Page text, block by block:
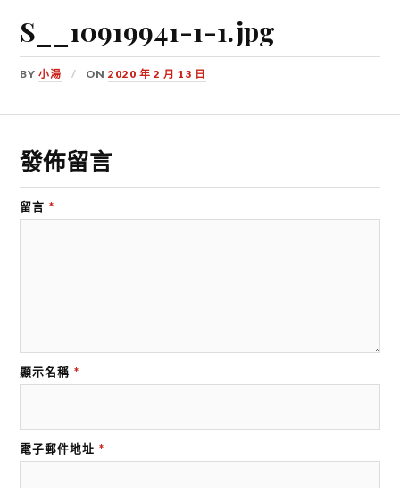
S__10919941-1-1.jpg
BY小湯 ON2020 年 2 月 13 日
發佈留言
留言 *
顯示名稱 *
電子郵件地址 *